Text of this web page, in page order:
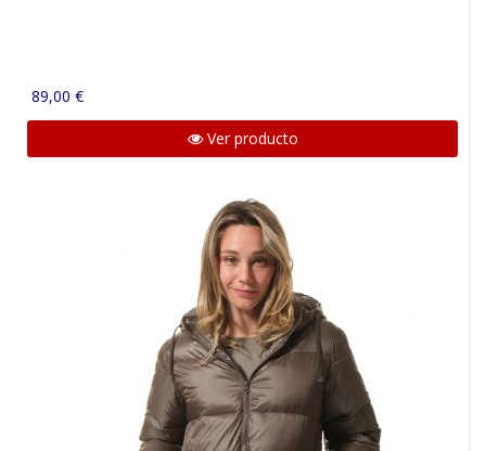
89,00 €
Ver producto